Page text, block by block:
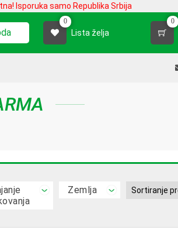
Isporuka samo Republika Srbija
0
Lista želja
0
Zemlja